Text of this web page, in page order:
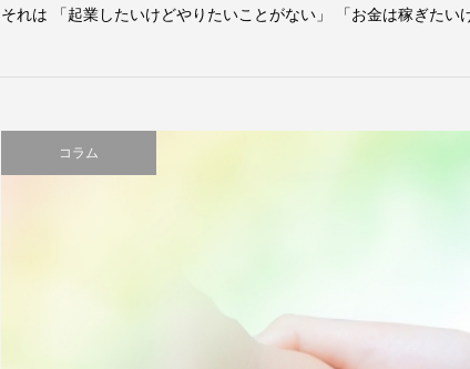
それは 「起業したいけどやりたいことがない」 「お金は稼ぎたい
コラム